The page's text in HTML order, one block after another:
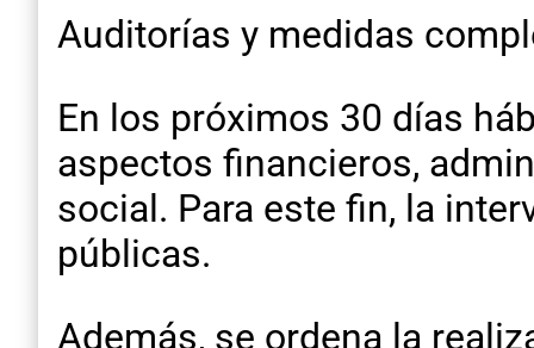
Auditorías y medidas
En los próximos 30 días
aspectos financieros,
social. Para este fin, la
públicas.
Además, se ordena la